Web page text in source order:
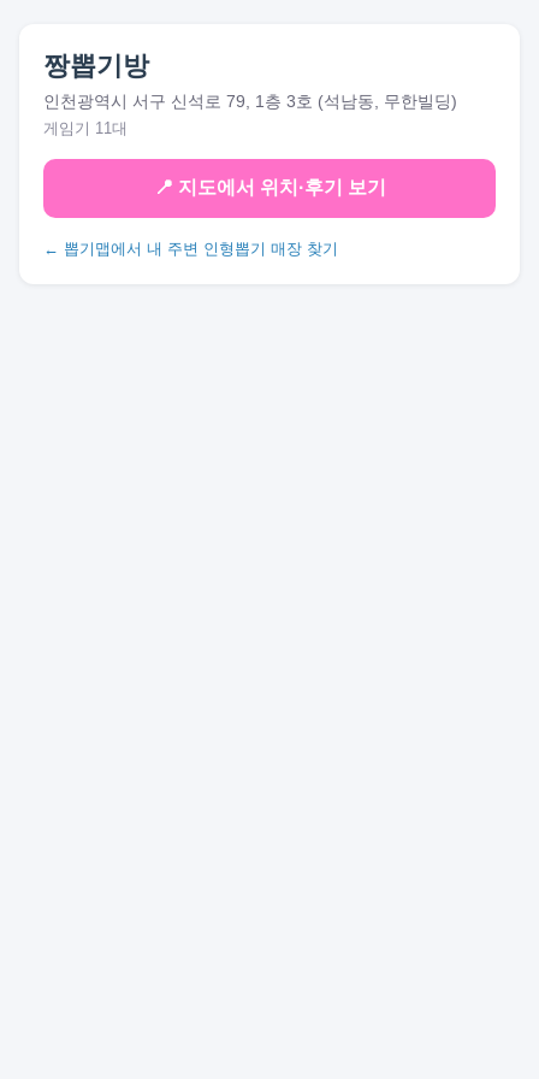
짱뽑기방
인천광역시 서구 신석로 79, 1층 3호 (석남동, 무한빌딩)
게임기 11대
📍 지도에서 위치·후기 보기
← 뽑기맵에서 내 주변 인형뽑기 매장 찾기